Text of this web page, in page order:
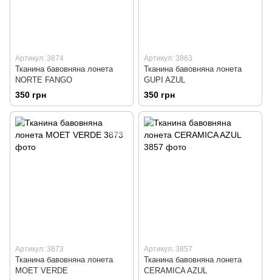
Артикул: 3874
Тканина бавовняна лонета
NORTE FANGO
350 грн
Артикул: 3863
Тканина бавовняна лонета
GUPI AZUL
350 грн
Артикул: 3873
Тканина бавовняна лонета
MOET VERDE
Артикул: 3857
Тканина бавовняна лонета
CERAMICA AZUL